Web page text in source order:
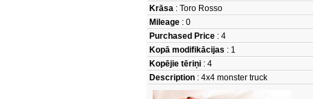
Krāsa : Toro Rosso
Mileage : 0
Purchased Price : 4
Kopā modifikācijas : 1
Kopējie tēriņi : 4
Description : 4x4 monster truck